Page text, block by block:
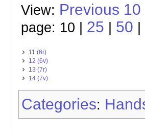
View: Previous 10
page: 10 | 25 | 50 |
11 (6r)
12 (6v)
13 (7r)
14 (7v)
Categories: